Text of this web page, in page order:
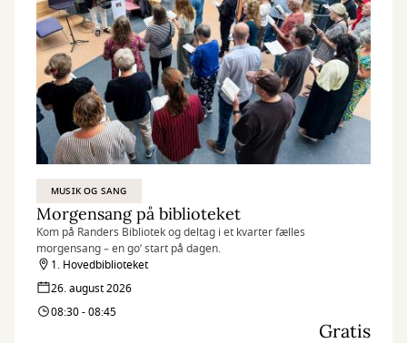
MUSIK OG SANG
Morgensang på biblioteket
Kom på Randers Bibliotek og deltag i et kvarter fælles
morgensang – en go’ start på dagen.
1. Hovedbiblioteket
26. august 2026
08:30 - 08:45
Gratis